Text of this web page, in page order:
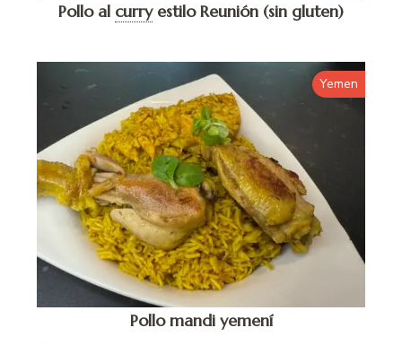
Pollo al curry estilo Reunión (sin gluten)
Yemen
Pollo mandi yemení